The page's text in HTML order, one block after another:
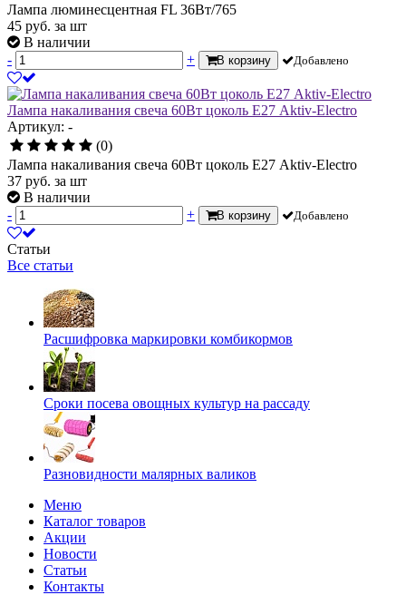
Лампа люминесцентная FL 36Вт/765
45 руб. за шт
В наличии
-
+ В корзину Добавлено
Лампа накаливания свеча 60Вт цоколь Е27 Aktiv-Electro
Артикул: -
(0)
Лампа накаливания свеча 60Вт цоколь Е27 Aktiv-Electro
37 руб. за шт
В наличии
-
+ В корзину Добавлено
Статьи
Все статьи
Расшифровка маркировки комбикормов
Сроки посева овощных культур на рассаду
Разновидности малярных валиков
Меню
Каталог товаров
Акции
Новости
Статьи
Контакты